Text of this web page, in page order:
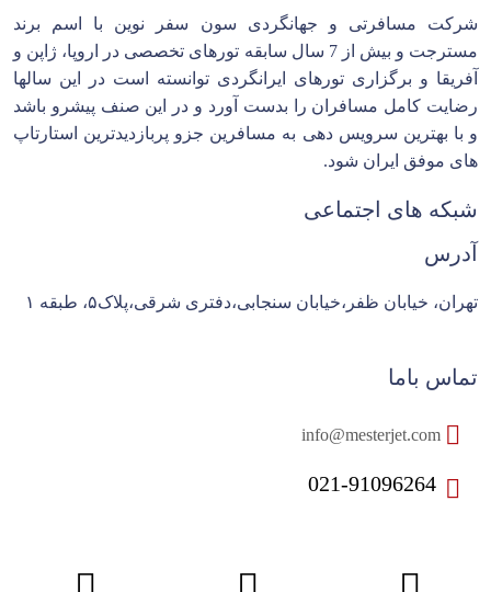
شرکت مسافرتی و جهانگردی سون سفر نوین با اسم برند
مسترجت و بیش از 7 سال سابقه تورهای تخصصی در اروپا، ژاپن و
آفریقا و برگزاری تورهای ایرانگردی توانسته است در این سالها
رضایت کامل مسافران را بدست آورد و در این صنف پیشرو باشد
و با بهترین سرویس دهی به مسافرین جزو پربازدیدترین استارتاپ
های موفق ایران شود.
شبکه های اجتماعی
آدرس
تهران، خیابان ظفر،خیابان سنجابی،دفتری شرقی،پلاک۵، طبقه ۱
تماس باما
021-91096264